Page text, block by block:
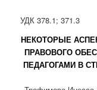
УДК 378.1; 371.3
НЕКОТОРЫЕ
ПРАВОВОГО
ПЕДАГОГАМИ В